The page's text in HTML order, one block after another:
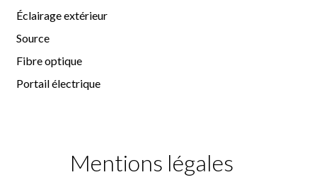
Éclairage extérieur
Source
Fibre optique
Portail électrique
Mentions légales